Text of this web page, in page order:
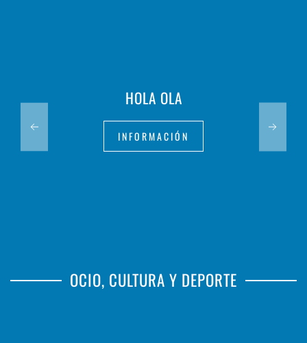
HOLA OLA
INFORMACIÓN
OCIO, CULTURA Y DEPORTE